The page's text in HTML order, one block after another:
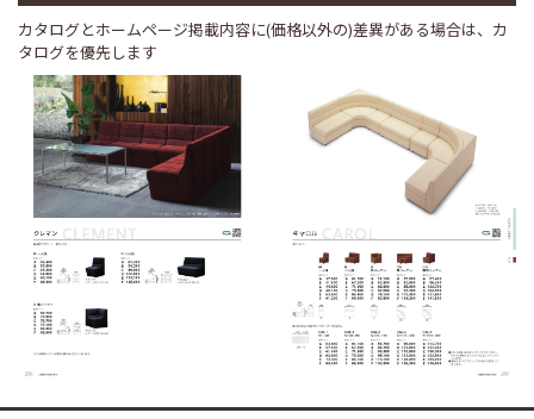
カタログとホームページ掲載内容に(価格以外の)差異がある場合は、カ
タログを優先します